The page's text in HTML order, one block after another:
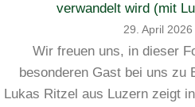
verwandelt wird (mit
29. April 2026
Wir freuen uns, in dieser
besonderen Gast bei uns zu
Lukas Ritzel aus Luzern zeigt